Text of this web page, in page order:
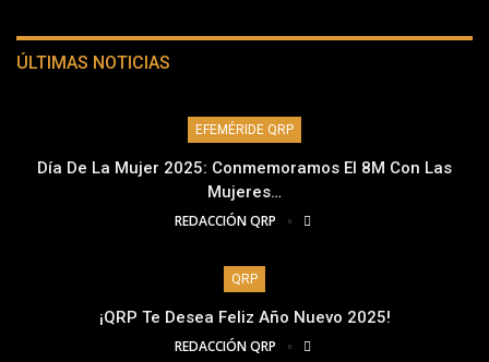
ÚLTIMAS NOTICIAS
EFEMÉRIDE QRP
Día De La Mujer 2025: Conmemoramos El 8M Con Las
Mujeres…
REDACCIÓN QRP
QRP
¡QRP Te Desea Feliz Año Nuevo 2025!
REDACCIÓN QRP